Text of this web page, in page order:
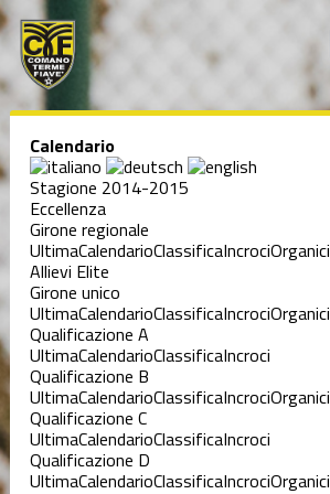
Calendario
Stagione 2014-2015
Eccellenza
Girone regionale
UltimaCalendarioClassificaIncrociOrganici
Allievi Elite
Girone unico
UltimaCalendarioClassificaIncrociOrganici
Qualificazione A
UltimaCalendarioClassificaIncroci
Qualificazione B
UltimaCalendarioClassificaIncrociOrganici
Qualificazione C
UltimaCalendarioClassificaIncroci
Qualificazione D
UltimaCalendarioClassificaIncrociOrganici